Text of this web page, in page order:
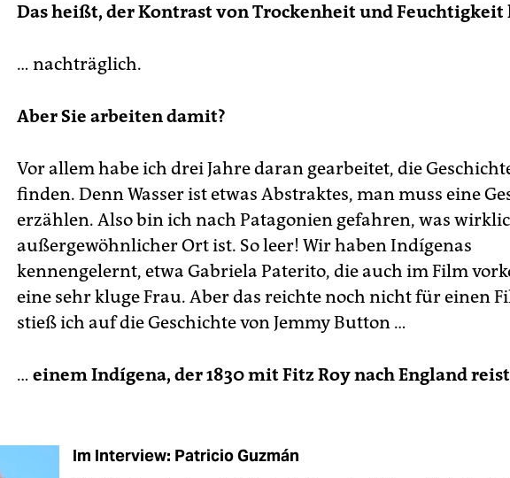
Das heißt, der Kontrast von Trockenheit und
… nachträglich.
Aber Sie arbeiten damit?
Vor allem habe ich drei Jahre daran gearbeitet, die
finden. Denn Wasser ist etwas Abstraktes, man muss eine
erzählen. Also bin ich nach Patagonien gefahren, was
außergewöhnlicher Ort ist. So leer! Wir haben Indígenas
kennengelernt, etwa Gabriela Paterito, die auch im Film
eine sehr kluge Frau. Aber das reichte noch nicht für einen
stieß ich auf die Geschichte von Jemmy Button …
… einem Indígena, der 1830 mit Fitz Roy nach England
Im Interview: Patricio Guzmán